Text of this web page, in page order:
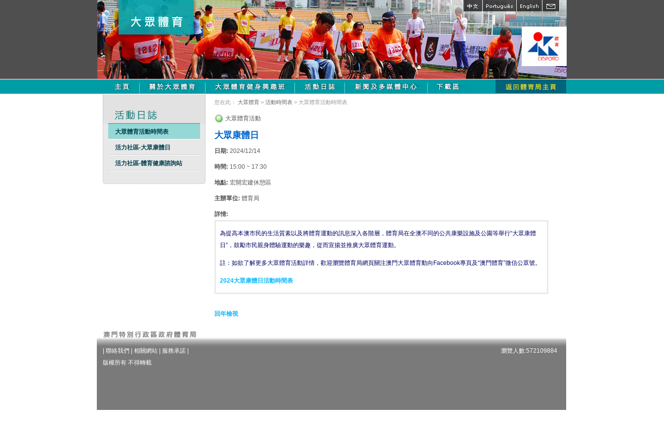
大眾體育活動時間表
活力社區-大眾康體日
活力社區-體育健康諮詢站
您在此： 大眾體育 > 活動時間表 > 大眾體育活動時間表
大眾體育活動
大眾康體日
日期: 2024/12/14
時間: 15:00 ~ 17:30
地點: 宏開宏建休憩區
主辦單位: 體育局
詳情:
為提高本澳市民的生活質素以及將體育運動的訊息深入各階層，體育局在全澳不同的公共康樂設施及公園等舉行“大眾康體
日”，鼓勵市民親身體驗運動的樂趣，從而宣揚並推廣大眾體育運動。
註：如欲了解更多大眾體育活動詳情，歡迎瀏覽體育局網頁關注澳門大眾體育動向Facebook專頁及“澳門體育”微信公眾號。
2024大眾康體日活動時間表
回年檢視
聯絡我們 相關網站 服務承諾
版權所有 不得轉載
瀏覽人數:572109884